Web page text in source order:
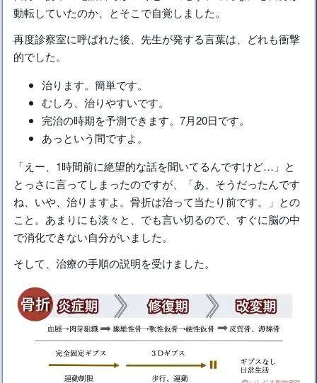
動転していたのか、とそこで自覚しました。
再度診察室に呼ばれた後、先生が発する言葉は、どれも衝撃
的でした。
治ります。簡単です。
むしろ、治りやすいです。
完治の時期を予測できます。7月20日です。
あっという間ですよ。
「えー、1時間前に絶望的な話を聞いてるんですけど…」と
とっさに言ってしまったのですが、「あ、そうだったんです
ね、いや、治りますよ。骨折は治って当たり前です。」との
こと。あまりにも淡々と、でも言い切るので、すぐに脳の中
で消化できない自分がいました。
そして、治療の手順の説明を受けました。